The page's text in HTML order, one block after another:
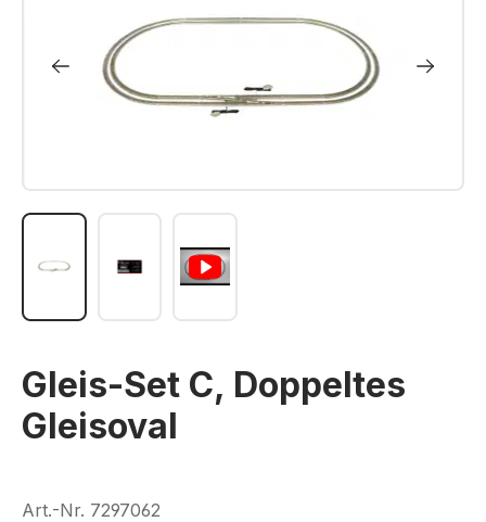
Gleis-Set C, Doppeltes
Gleisoval
Art.-Nr. 7297062